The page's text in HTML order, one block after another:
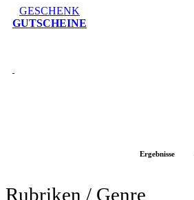
GESCHENK
GUTSCHEINE
Ergebnisse
Rubriken / Genre